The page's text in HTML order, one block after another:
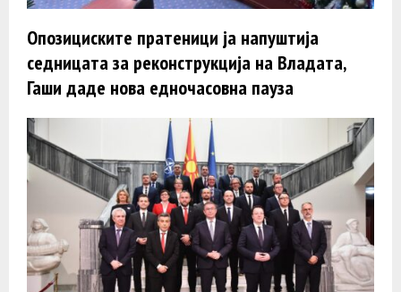
Опозициските пратеници ја напуштија
седницата за реконструкција на Владата,
Гаши даде нова едночасовна пауза